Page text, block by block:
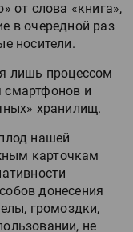
от слова «книга»,
в очередной раз
носители.
лишь процессом
смартфонов и
хранилищ.
нашей
карточкам
донесения
громоздки,
не